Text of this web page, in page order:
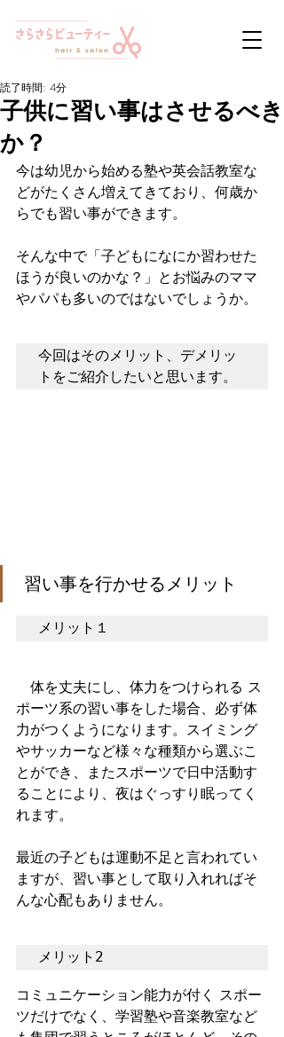
子供に習い事はさせるべき
か？
読了時間: 4分
今は幼児から始める塾や英会話教室な
どがたくさん増えてきており、何歳か
らでも習い事ができます。
そんな中で「子どもになにか習わせた
ほうが良いのかな？」とお悩みのママ
やパパも多いのではないでしょうか。
今回はそのメリット、デメリッ
トをご紹介したいと思います。
習い事を行かせるメリット
メリット１
体を丈夫にし、体力をつけられる ス
ポーツ系の習い事をした場合、必ず体
力がつくようになります。スイミング
やサッカーなど様々な種類から選ぶこ
とができ、またスポーツで日中活動す
ることにより、夜はぐっすり眠ってく
れます。
最近の子どもは運動不足と言われてい
ますが、習い事として取り入れればそ
んな心配もありません。
メリット2
コミュニケーション能力が付く スポー
ツだけでなく、学習塾や音楽教室など